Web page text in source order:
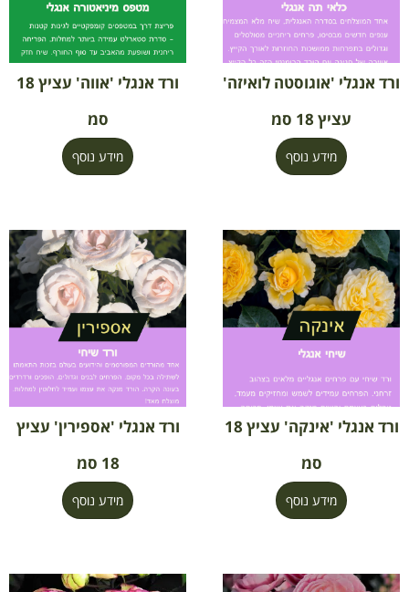
ורד אנגלי 'אוגוסטה לואיזה'
עציץ 18 סמ
מידע נוסף
ורד אנגלי 'אווה' עציץ 18
סמ
מידע נוסף
ורד אנגלי 'אינקה' עציץ 18
סמ
מידע נוסף
ורד אנגלי 'אספירין' עציץ
18 סמ
מידע נוסף